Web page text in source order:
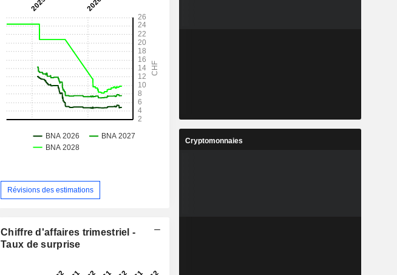
Révisions des estimations
Chiffre d'affaires trimestriel -
Taux de surprise
Cryptomonnaies